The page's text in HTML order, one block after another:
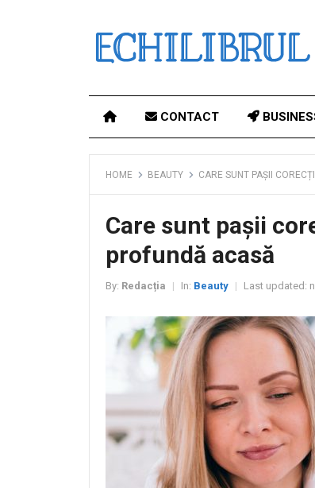
CONTACT
HOME BEAUTY CARE SUNT PAȘII
Care sunt pașii
profundă acasă
By: Redacția In: Beauty Last updated: